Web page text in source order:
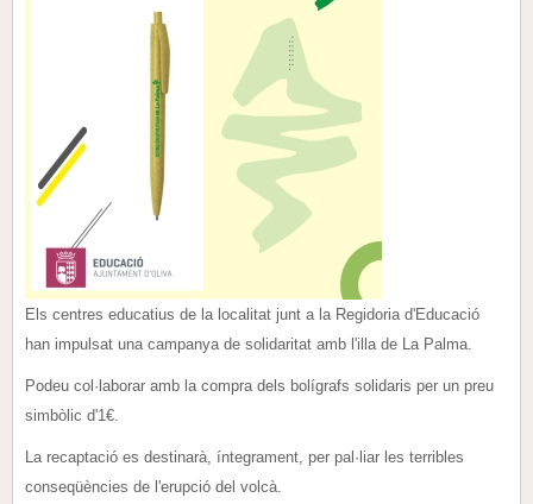
Els centres educatius de la localitat junt a la Regidoria d'Educació
han impulsat una campanya de solidaritat amb l'illa de La Palma.
Podeu col·laborar amb la compra dels bolígrafs solidaris per un preu
simbòlic d'1€.
La recaptació es destinarà, íntegrament, per pal·liar les terribles
conseqüències de l'erupció del volcà.